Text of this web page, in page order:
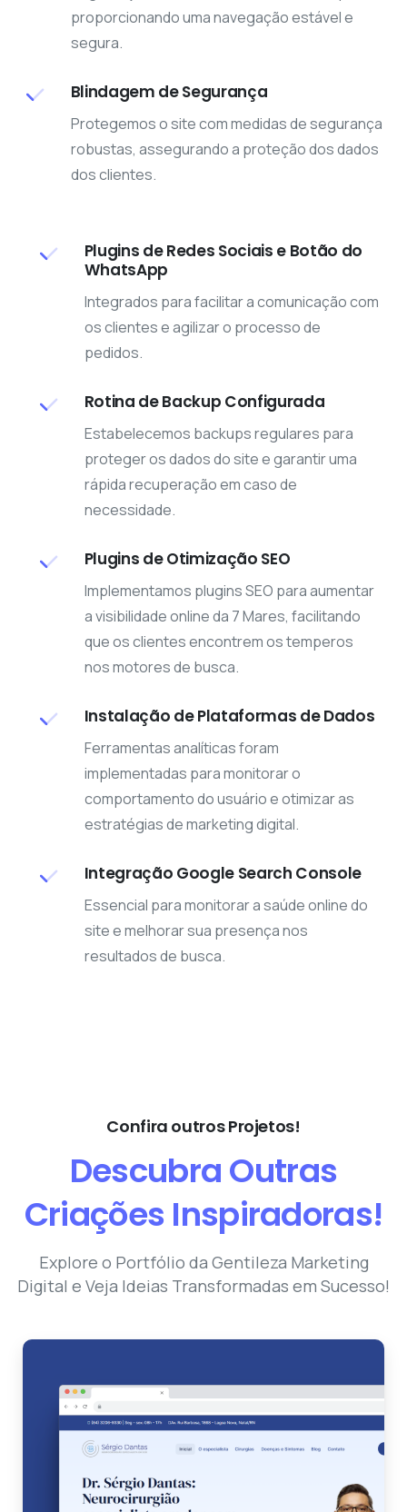
proporcionando uma navegação estável e
segura.
Blindagem de Segurança
Protegemos o site com medidas de segurança
robustas, assegurando a proteção dos dados
dos clientes.
Plugins de Redes Sociais e Botão do
WhatsApp
Integrados para facilitar a comunicação com
os clientes e agilizar o processo de
pedidos.
Rotina de Backup Configurada
Estabelecemos backups regulares para
proteger os dados do site e garantir uma
rápida recuperação em caso de
necessidade.
Plugins de Otimização SEO
Implementamos plugins SEO para aumentar
a visibilidade online da 7 Mares, facilitando
que os clientes encontrem os temperos
nos motores de busca.
Instalação de Plataformas de Dados
Ferramentas analíticas foram
implementadas para monitorar o
comportamento do usuário e otimizar as
estratégias de marketing digital.
Integração Google Search Console
Essencial para monitorar a saúde online do
site e melhorar sua presença nos
resultados de busca.
Confira outros Projetos!
DescubraOutras
Criações Inspiradoras!
Explore o Portfólio da Gentileza Marketing
Digital e Veja Ideias Transformadas em Sucesso!